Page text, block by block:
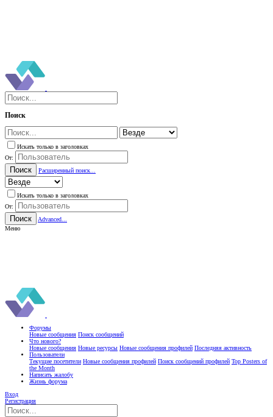
Поиск
Искать только в заголовках
От:
Поиск Расширенный поиск...
Искать только в заголовках
От:
Поиск
Advanced...
Меню
Форумы
Новые сообщения Поиск сообщений
Что нового?
Новые сообщения Новые ресурсы Новые сообщения профилей Последняя активность
Пользователи
Текущие посетители Новые сообщения профилей Поиск сообщений профилей Top Posters of
the Month
Написать жалобу
Жизнь форума
Вход
Регистрация